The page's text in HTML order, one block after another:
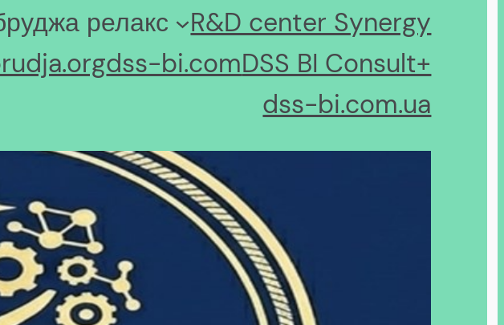
релакс
R&D center Synergy
dss-bi.comDSS BI Consult+
dss-bi.com.ua